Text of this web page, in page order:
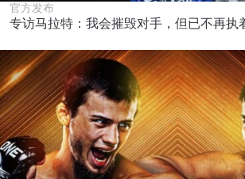
官方发布
专访马拉特：我会摧毁对手，但已不再执